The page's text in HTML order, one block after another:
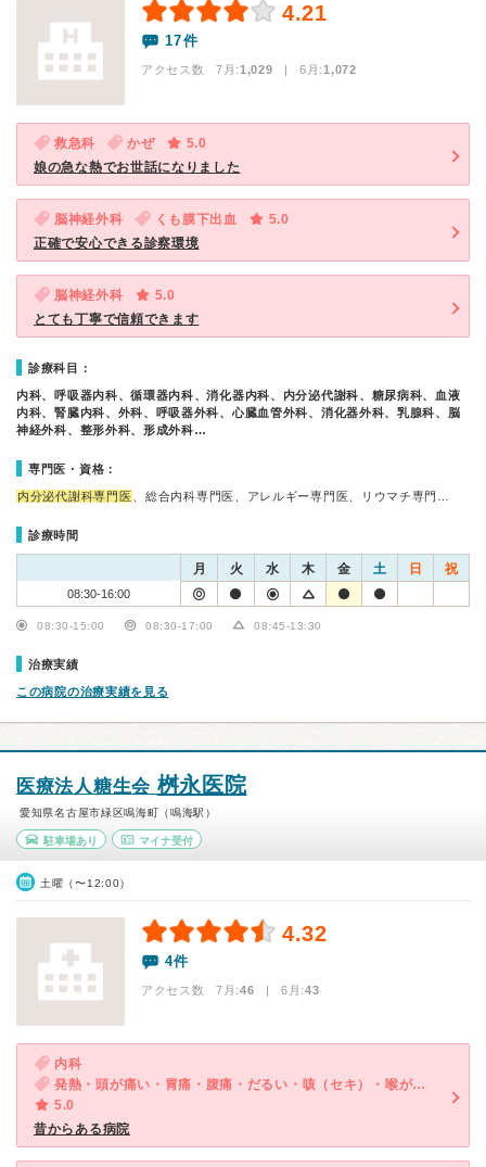
4.21
17件
アクセス数 7月:1,029 | 6月:1,072
救急科 かぜ
5.0
娘の急な熱でお世話になりました
脳神経外科 くも膜下出血
5.0
正確で安心できる診察環境
脳神経外科
5.0
とても丁寧で信頼できます
診療科目：
内科、呼吸器内科、循環器内科、消化器内科、内分泌代謝科、糖尿病科、血液
内科、腎臓内科、外科、呼吸器外科、心臓血管外科、消化器外科、乳腺科、脳
神経外科、整形外科、形成外科…
専門医・資格：
内分泌代謝科専門医 、総合内科専門医、アレルギー専門医、リウマチ専門…
診療時間
月 火 水 木 金 土 日 祝
08:30-16:00
08:30-15:00 08:30-17:00 08:45-13:30
治療実績
この病院の治療実績を見る
医療法人糖生会 桝永医院
愛知県名古屋市緑区鳴海町（鳴海駅）
駐車場あり マイナ受付
土曜（〜12:00）
4.32
4件
アクセス数 7月:46 | 6月:43
内科
発熱・頭が痛い・胃痛・腹痛・だるい・咳（セキ）・喉が痛い・体調不良
5.0
昔からある病院